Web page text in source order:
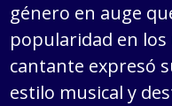
género en auge
popularidad en
cantante expresó
estilo musical y